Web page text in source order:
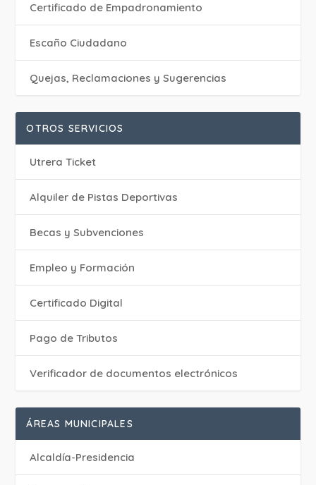
Certificado de Empadronamiento
Escaño Ciudadano
Quejas, Reclamaciones y Sugerencias
OTROS SERVICIOS
Utrera Ticket
Alquiler de Pistas Deportivas
Becas y Subvenciones
Empleo y Formación
Certificado Digital
Pago de Tributos
Verificador de documentos electrónicos
ÁREAS MUNICIPALES
Alcaldía-Presidencia